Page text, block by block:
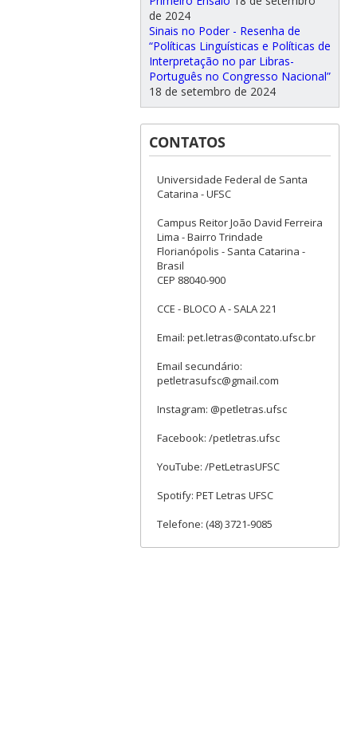
de 2024
Sinais no Poder - Resenha de
“Políticas Linguísticas e Políticas de
Interpretação no par Libras-
Português no Congresso Nacional”
18 de setembro de 2024
CONTATOS
Universidade Federal de Santa
Catarina - UFSC
Campus Reitor João David Ferreira
Lima - Bairro Trindade
Florianópolis - Santa Catarina -
Brasil
CEP 88040-900
CCE - BLOCO A - SALA 221
Email: pet.letras@contato.ufsc.br
Email secundário:
petletrasufsc@gmail.com
Instagram: @petletras.ufsc
Facebook: /petletras.ufsc
YouTube: /PetLetrasUFSC
Spotify: PET Letras UFSC
Telefone: (48) 3721-9085